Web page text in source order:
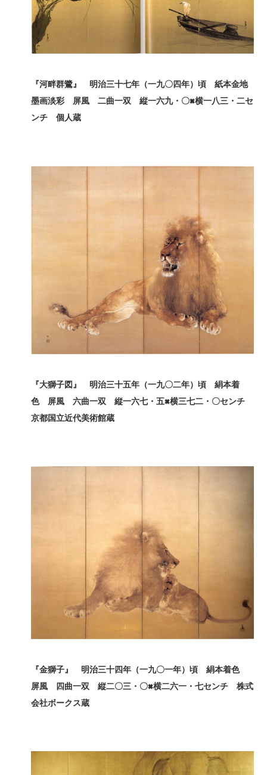
『河畔群鷺』 明治三十七年（一九〇四年）頃 紙本金地
墨画淡彩 屏風 二曲一双 縦一六九・〇×横一八三・二セ
ンチ 個人蔵
『大獅子図』 明治三十五年（一九〇二年）頃 絹本着
色 屏風 六曲一双 縦一六七・五×横三七二・〇センチ
京都国立近代美術館蔵
『金獅子』 明治三十四年（一九〇一年）頃 絹本着色
屏風 四曲一双 縦二〇三・〇×横二六一・七センチ 株式
会社ボークス蔵